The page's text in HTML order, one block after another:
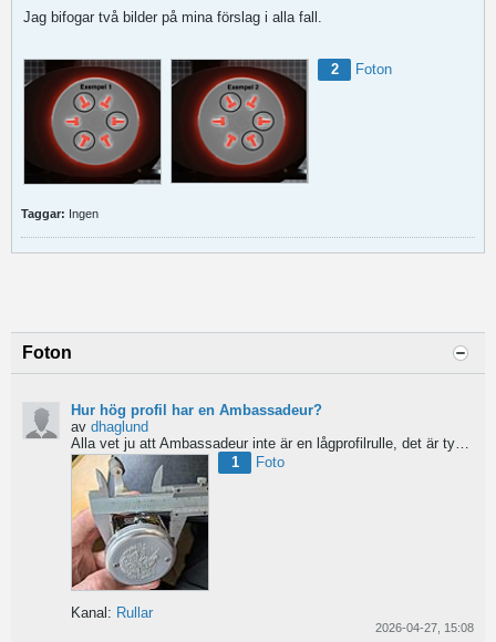
Jag bifogar två bilder på mina förslag i alla fall.
2 Foton
Taggar: Ingen
Foton
Hur hög profil har en Ambassadeur?
av dhaglund
1
Foto
Kanal: Rullar
2026-04-27, 15:08